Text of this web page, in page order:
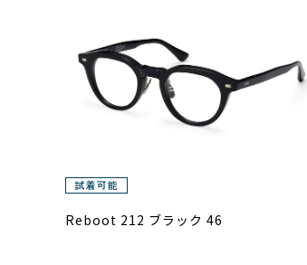
Reboot 212 ブラック 46